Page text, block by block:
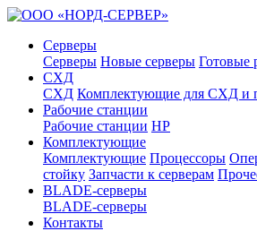
Серверы
Серверы Новые серверы Готовые
СХД
СХД Комплектующие для СХД и
Рабочие станции
Рабочие станции HP
Комплектующие
Комплектующие Процессоры
стойку Запчасти к серверам
BLADE-серверы
BLADE-серверы
Контакты